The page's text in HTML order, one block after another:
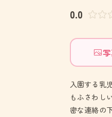
0.0
入園する乳
もふさわし
密な連絡の